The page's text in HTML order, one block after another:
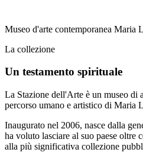
Museo d'arte contemporanea Maria
La collezione
Un testamento spirituale
La Stazione dell'Arte è un museo di
percorso umano e artistico di Maria
Inaugurato nel 2006, nasce dalla
ha voluto lasciare al suo paese oltre
alla più significativa collezione